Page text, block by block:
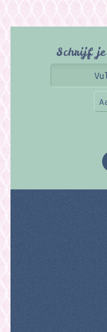
Schrijf